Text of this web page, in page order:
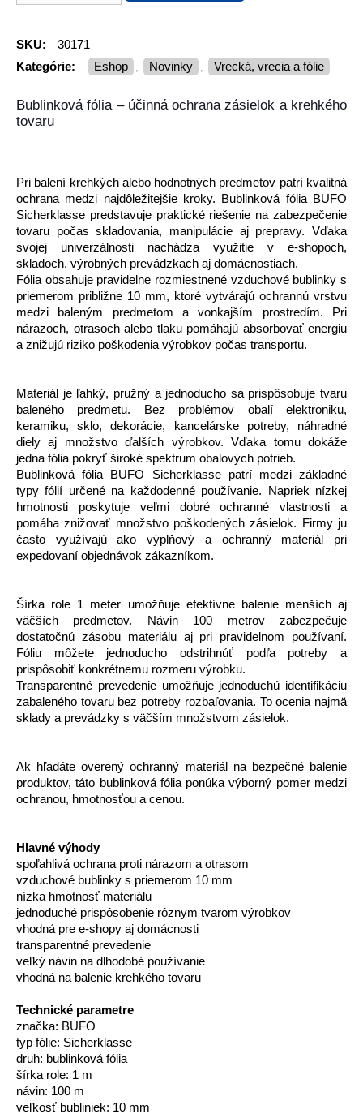
SKU:
30171
Kategórie:
Eshop , Novinky , Vrecká, vrecia a fólie
Bublinková fólia – účinná ochrana zásielok a krehkého
tovaru
Pri balení krehkých alebo hodnotných predmetov patrí kvalitná
ochrana medzi najdôležitejšie kroky. Bublinková fólia BUFO
Sicherklasse predstavuje praktické riešenie na zabezpečenie
tovaru počas skladovania, manipulácie aj prepravy. Vďaka
svojej univerzálnosti nachádza využitie v e-shopoch,
skladoch, výrobných prevádzkach aj domácnostiach.
Fólia obsahuje pravidelne rozmiestnené vzduchové bublinky s
priemerom približne 10 mm, ktoré vytvárajú ochrannú vrstvu
medzi baleným predmetom a vonkajším prostredím. Pri
nárazoch, otrasoch alebo tlaku pomáhajú absorbovať energiu
a znižujú riziko poškodenia výrobkov počas transportu.
Materiál je ľahký, pružný a jednoducho sa prispôsobuje tvaru
baleného predmetu. Bez problémov obalí elektroniku,
keramiku, sklo, dekorácie, kancelárske potreby, náhradné
diely aj množstvo ďalších výrobkov. Vďaka tomu dokáže
jedna fólia pokryť široké spektrum obalových potrieb.
Bublinková fólia BUFO Sicherklasse patrí medzi základné
typy fólií určené na každodenné používanie. Napriek nízkej
hmotnosti poskytuje veľmi dobré ochranné vlastnosti a
pomáha znižovať množstvo poškodených zásielok. Firmy ju
často využívajú ako výplňový a ochranný materiál pri
expedovaní objednávok zákazníkom.
Šírka role 1 meter umožňuje efektívne balenie menších aj
väčších predmetov. Návin 100 metrov zabezpečuje
dostatočnú zásobu materiálu aj pri pravidelnom používaní.
Fóliu môžete jednoducho odstrihnúť podľa potreby a
prispôsobiť konkrétnemu rozmeru výrobku.
Transparentné prevedenie umožňuje jednoduchú identifikáciu
zabaleného tovaru bez potreby rozbaľovania. To ocenia najmä
sklady a prevádzky s väčším množstvom zásielok.
Ak hľadáte overený ochranný materiál na bezpečné balenie
produktov, táto bublinková fólia ponúka výborný pomer medzi
ochranou, hmotnosťou a cenou.
Hlavné výhody
spoľahlivá ochrana proti nárazom a otrasom
vzduchové bublinky s priemerom 10 mm
nízka hmotnosť materiálu
jednoduché prispôsobenie rôznym tvarom výrobkov
vhodná pre e-shopy aj domácnosti
transparentné prevedenie
veľký návin na dlhodobé používanie
vhodná na balenie krehkého tovaru
Technické parametre
značka: BUFO
typ fólie: Sicherklasse
druh: bublinková fólia
šírka role: 1 m
návin: 100 m
veľkosť bubliniek: 10 mm